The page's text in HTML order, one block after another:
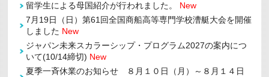
留学生による母国紹介が行われました。 New
7月19日（日）第61回全国商船高等専門学校漕艇大会を開催
しました New
ジャパン未来スカラーシップ・プログラム2027の案内につ
いて(10/14締切) New
夏季一斉休業のお知らせ ８月１０日（月）～８月１４日